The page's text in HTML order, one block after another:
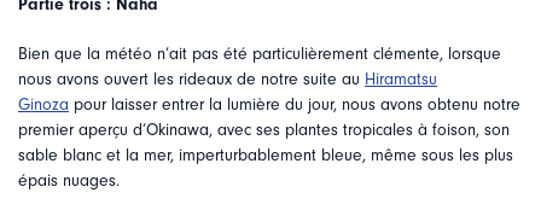
Partie trois : Naha
Bien que la météo n’ait pas été particulièrement clémente, lorsque
nous avons ouvert les rideaux de notre suite au Hiramatsu
Ginoza pour laisser entrer la lumière du jour, nous avons obtenu notre
premier aperçu d’Okinawa, avec ses plantes tropicales à foison, son
sable blanc et la mer, imperturbablement bleue, même sous les plus
épais nuages.